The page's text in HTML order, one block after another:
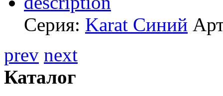
Серия: Karat Синий
prev next
Каталог